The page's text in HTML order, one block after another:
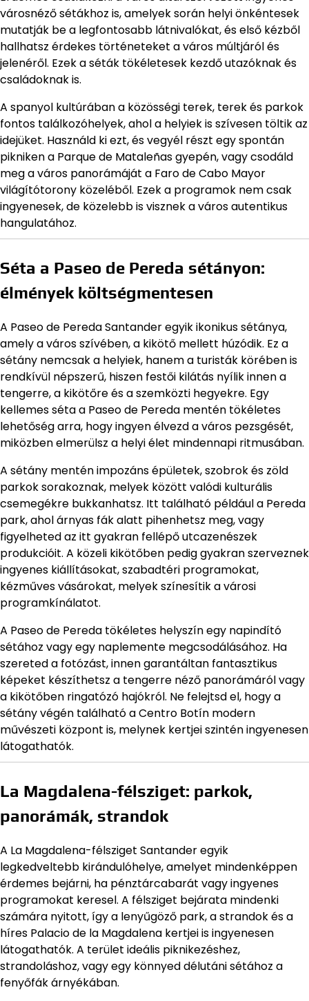
városnéző sétákhoz is, amelyek során helyi önkéntesek
mutatják be a legfontosabb látnivalókat, és első kézből
hallhatsz érdekes történeteket a város múltjáról és
jelenéről. Ezek a séták tökéletesek kezdő utazóknak és
családoknak is.
A spanyol kultúrában a közösségi terek, terek és parkok
fontos találkozóhelyek, ahol a helyiek is szívesen töltik az
idejüket. Használd ki ezt, és vegyél részt egy spontán
pikniken a Parque de Mataleñas gyepén, vagy csodáld
meg a város panorámáját a Faro de Cabo Mayor
világítótorony közeléből. Ezek a programok nem csak
ingyenesek, de közelebb is visznek a város autentikus
hangulatához.
Séta a Paseo de Pereda sétányon:
élmények költségmentesen
A Paseo de Pereda Santander egyik ikonikus sétánya,
amely a város szívében, a kikötő mellett húzódik. Ez a
sétány nemcsak a helyiek, hanem a turisták körében is
rendkívül népszerű, hiszen festői kilátás nyílik innen a
tengerre, a kikötőre és a szemközti hegyekre. Egy
kellemes séta a Paseo de Pereda mentén tökéletes
lehetőség arra, hogy ingyen élvezd a város pezsgését,
miközben elmerülsz a helyi élet mindennapi ritmusában.
A sétány mentén impozáns épületek, szobrok és zöld
parkok sorakoznak, melyek között valódi kulturális
csemegékre bukkanhatsz. Itt található például a Pereda
park, ahol árnyas fák alatt pihenhetsz meg, vagy
figyelheted az itt gyakran fellépő utcazenészek
produkcióit. A közeli kikötőben pedig gyakran szerveznek
ingyenes kiállításokat, szabadtéri programokat,
kézműves vásárokat, melyek színesítik a városi
programkínálatot.
A Paseo de Pereda tökéletes helyszín egy napindító
sétához vagy egy naplemente megcsodálásához. Ha
szereted a fotózást, innen garantáltan fantasztikus
képeket készíthetsz a tengerre néző panorámáról vagy
a kikötőben ringatózó hajókról. Ne felejtsd el, hogy a
sétány végén található a Centro Botín modern
művészeti központ is, melynek kertjei szintén ingyenesen
látogathatók.
La Magdalena-félsziget: parkok,
panorámák, strandok
A La Magdalena-félsziget Santander egyik
legkedveltebb kirándulóhelye, amelyet mindenképpen
érdemes bejárni, ha pénztárcabarát vagy ingyenes
programokat keresel. A félsziget bejárata mindenki
számára nyitott, így a lenyűgöző park, a strandok és a
híres Palacio de la Magdalena kertjei is ingyenesen
látogathatók. A terület ideális piknikezéshez,
strandoláshoz, vagy egy könnyed délutáni sétához a
fenyőfák árnyékában.